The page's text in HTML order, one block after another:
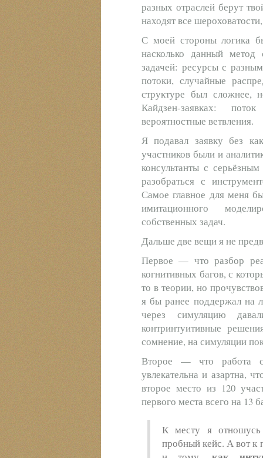
разных отраслей берут
находят все
С моей стороны логика
насколько данный метод
задачей: ресурсы с
потоки, случайные
структуре был
Кайдзен-заявках:
вероятностные ветвления.
Я подавал заявку без
участников были и
консультанты с
разобраться с
Самое главное для меня
имитационного
собственных задач.
Дальше две вещи я не
Первое — что разбор
когнитивных багов, с
то в теории, но
я бы ранее поддержал на
через симуляцию
контринтуитивные
сомнение, на симуляции
Второе — что работа с
увлекательна и азартна,
второе место из 120
первого места всего на 13
К месту я
пробный кейс. А вот к